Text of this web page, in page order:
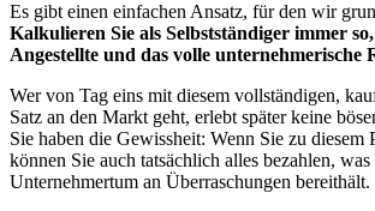
Es gibt einen einfachen Ansatz, für den wir
Kalkulieren Sie als Selbstständiger immer
Angestellte und das volle unternehmerische
Wer von Tag eins mit diesem vollständigen,
Satz an den Markt geht, erlebt später keine
Sie haben die Gewissheit: Wenn Sie zu diesem
können Sie auch tatsächlich alles bezahlen,
Unternehmertum an Überraschungen bereithält.